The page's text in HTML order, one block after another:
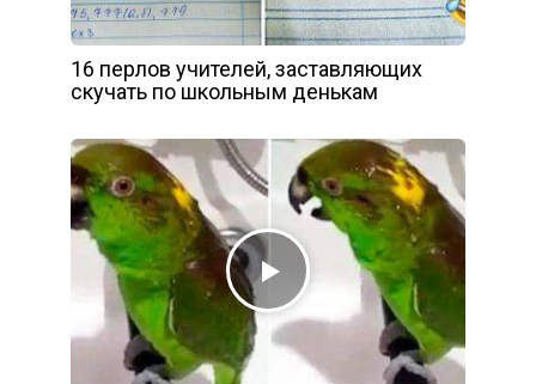
16 перлов учителей, заставляющих
скучать по школьным денькам